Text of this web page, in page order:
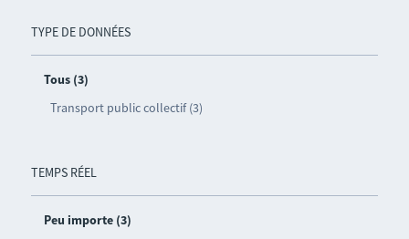
TYPE DE DONNÉES
Tous (3)
Transport public collectif (3)
TEMPS RÉEL
Peu importe (3)